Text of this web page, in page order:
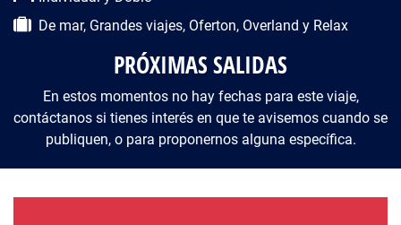
De mar, Grandes viajes, Oferton, Overland y Relax
PRÓXIMAS SALIDAS
En estos momentos no hay fechas para este viaje,
contáctanos si tienes interés en que te avisemos cuando se
publiquen, o para proponernos alguna específica.